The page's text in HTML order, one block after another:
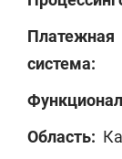
Платежная
система:
Область: